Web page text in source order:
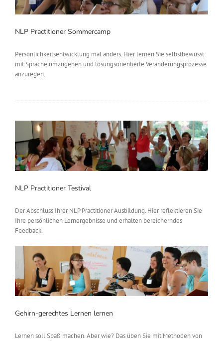
NLP Practitioner Sommercamp
Persönlichkeitsentwicklung mal anders. Hier lernen Sie selbstbewusst
mit Sprache umzugehen und lösungsorientierte Veränderungsprozesse
anzuregen.
NLP Practitioner Testival
Der Abschluss Ihrer NLP Practitioner Ausbildung. Hier reflektieren Sie
Ihre persönlichen Lernergebnisse und erhalten bereicherndes
Feedback.
Gehirn-gerechtes Lernen lernen
Lernen soll Spaß machen. Aber wie? Das üben Sie mit Methoden von